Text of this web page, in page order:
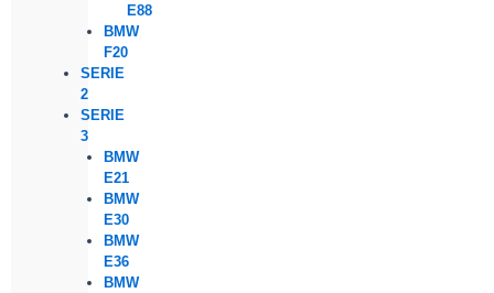
E88
BMW
F20
SERIE
2
SERIE
3
BMW
E21
BMW
E30
BMW
E36
BMW